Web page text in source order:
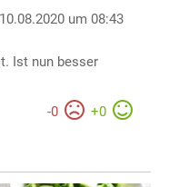
um 08:43
Ist nun besser
-0 +0